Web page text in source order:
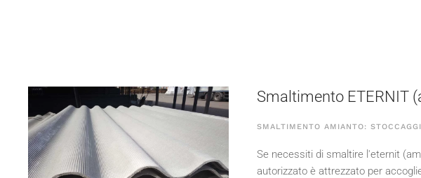
Smaltimento ETERNIT
SMALTIMENTO AMIANTO:
Se necessiti di smaltire l'eternit
autorizzato è attrezzato per